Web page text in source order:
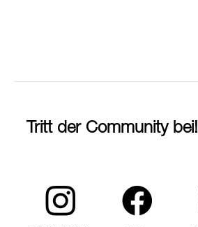
Tritt der Community bei!